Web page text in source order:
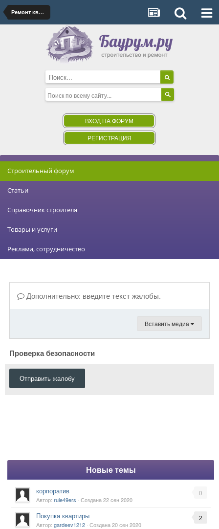
Ремонт квартиры, дома
ВХОД НА ФОРУМ
РЕГИСТРАЦИЯ
Строительный форум
Статьи
Справочник строителя
Товары и услуги
Реклама, сотрудничество
Дополнительно: введите текст жалобы.
Вставить медиа
Проверка безопасности
Отправить жалобу
Новые темы
0
корпоратив
Автор: rule49ers · Создана22 сен 2020
2
Покупка квартиры
Автор: gardeev1212 · Создана20 сен 2020